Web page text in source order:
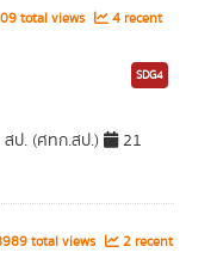
total views
4 recent
SDG4
สป. (ศทก.สป.)
21
total views
2 recent